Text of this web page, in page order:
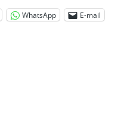
WhatsApp E-mail